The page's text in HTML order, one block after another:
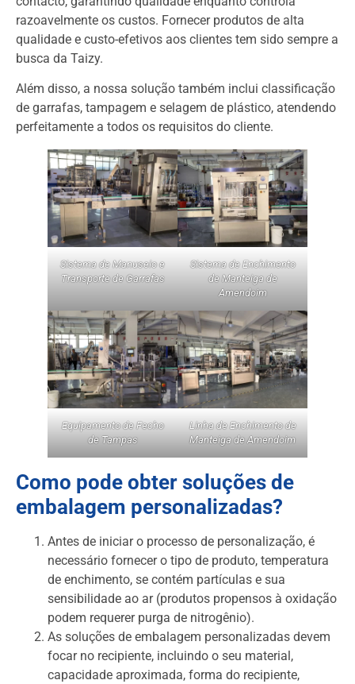
razoavelmente os custos. Fornecer produtos de alta
qualidade e custo-efetivos aos clientes tem sido sempre a
busca da Taizy.
Além disso, a nossa solução também inclui classificação
de garrafas, tampagem e selagem de plástico, atendendo
perfeitamente a todos os requisitos do cliente.
Sistema de Manuseio e
Transporte de Garrafas
Sistema de Enchimento
de Manteiga de
Amendoim
Equipamento de Fecho
de Tampas
Linha de Enchimento de
Manteiga de Amendoim
Como pode obter soluções de
embalagem personalizadas?
Antes de iniciar o processo de personalização, é
necessário fornecer o tipo de produto, temperatura
de enchimento, se contém partículas e sua
sensibilidade ao ar (produtos propensos à oxidação
podem requerer purga de nitrogênio).
As soluções de embalagem personalizadas devem
focar no recipiente, incluindo o seu material,
capacidade aproximada, forma do recipiente,